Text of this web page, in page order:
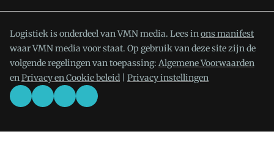
Logistiek is onderdeel van VMN media. Lees inons manifest
waar VMN media voor staat. Op gebruik van deze site zijn de
volgende regelingen van toepassing: Algemene Voorwaarden
enPrivacy en Cookie beleid Privacy instellingen